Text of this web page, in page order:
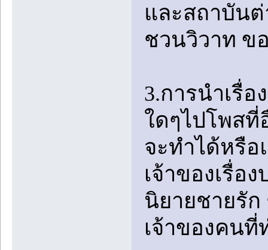
และสถาบัน
ชวนวิวาท ข
3.การนำเรื่
ใดๆไปโพสที่
จะทำได้หรื
เจ้าของเรื่อ
นิยายชายรั
เจ้าของคน